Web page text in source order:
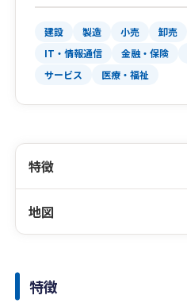
建設 製造 小売 卸売
IT・情報通信
金融・保険
サービス
医療・福祉
特徴
地図
特徴